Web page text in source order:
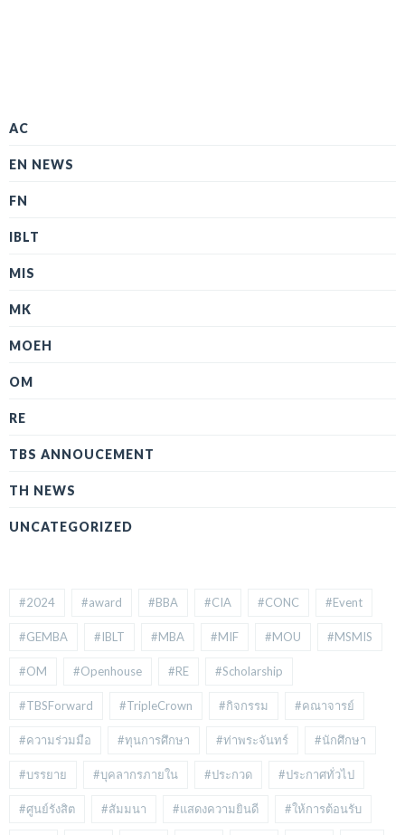
AC
EN NEWS
FN
IBLT
MIS
MK
MOEH
OM
RE
TBS ANNOUCEMENT
TH NEWS
UNCATEGORIZED
#2024 #award #BBA #CIA #CONC #Event
#GEMBA #IBLT #MBA #MIF #MOU #MSMIS
#OM #Openhouse #RE #Scholarship
#TBSForward #TripleCrown #กิจกรรม #คณาจารย์
#ความร่วมมือ #ทุนการศึกษา #ท่าพระจันทร์ #นักศึกษา
#บรรยาย #บุคลากรภายใน #ประกวด #ประกาศทั่วไป
#ศูนย์รังสิต #สัมมนา #แสดงความยินดี #ให้การต้อนรับ